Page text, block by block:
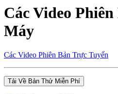
Các Video
Máy
Các Video Phiên Bản Trực Tuyến
Tải Về Bản Thử Miễn Phí